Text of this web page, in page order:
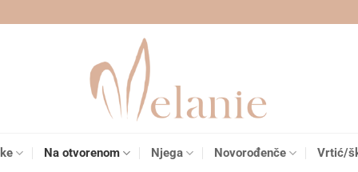
Na otvorenom Njega Novorođenče Vrtić/